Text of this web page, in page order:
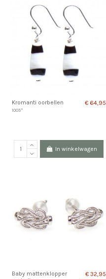
Kromanti oorbellen
1005*
€ 64,95
In winkelwagen
Baby mattenklopper
€ 32,95